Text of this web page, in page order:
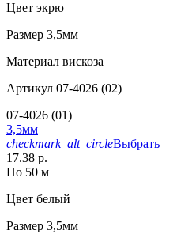
Цвет экрю
Размер 3,5мм
Материал вискоза
Артикул 07-4026 (02)
07-4026 (01)
3,5мм
checkmark_alt_circleВыбрать
17.38 р.
По 50 м
Цвет белый
Размер 3,5мм